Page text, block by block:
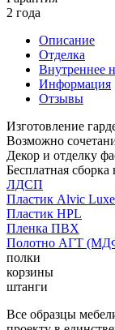
2 года
Описание
Отделка
Внутреннее
Информация
Отзывы
Изготовление
Возможно
Декор и отделку
Бесплатная
ЛДСП
Пластик Alvic Luxe
Пластик HPL
Пленка ПВХ
Полотно АГТ
полки
корзины
штанги
Все образцы